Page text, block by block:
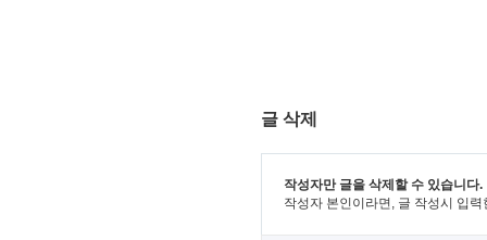
글 삭제
작성자만 글을 삭제할 수 있습니다.
작성자 본인이라면, 글 작성시 입